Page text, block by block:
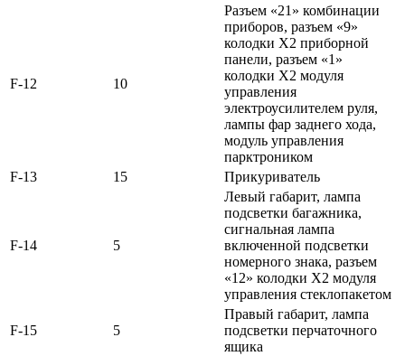
F-12 10
Разъем «21» комбинации
приборов, разъем «9»
колодки Х2 приборной
панели, разъем «1»
колодки Х2 модуля
управления
электроусилителем руля,
лампы фар заднего хода,
модуль управления
парктроником
F-13
15 Прикуриватель
F-14 5
Левый габарит, лампа
подсветки багажника,
сигнальная лампа
включенной подсветки
номерного знака, разъем
«12» колодки Х2 модуля
управления стеклопакетом
F-15 5
Правый габарит, лампа
подсветки перчаточного
ящика